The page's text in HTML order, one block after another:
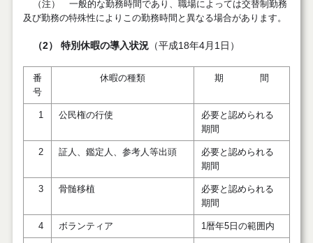
（注） 一般的な勤務時間であり、職場によっては交替制勤務
及び勤務の特殊性によりこの勤務時間と異なる場合があります。
（2） 特別休暇の導入状況（平成18年4月1日）
番
号
休暇の種類 期 間
1 公民権の行使
必要と認められる
期間
2 証人、鑑定人、参考人等出頭
必要と認められる
期間
3 骨髄移植
必要と認められる
期間
4 ボランティア 1暦年5日の範囲内